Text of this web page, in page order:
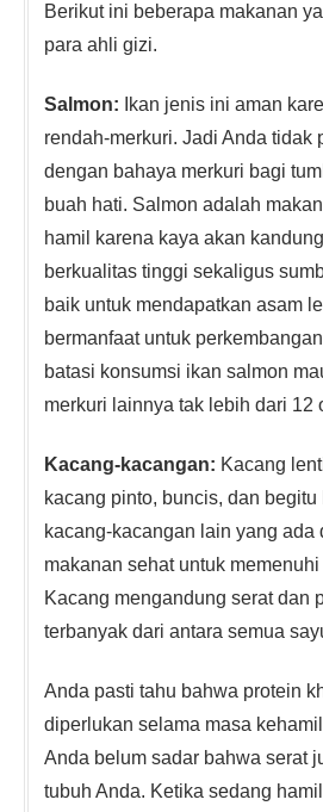
Berikut ini beberapa makanan
para ahli gizi.
Salmon: Ikan jenis ini aman
rendah-merkuri. Jadi Anda tidak
dengan bahaya merkuri bagi
buah hati. Salmon adalah
hamil karena kaya akan
berkualitas tinggi sekaligus
baik untuk mendapatkan asam
bermanfaat untuk
batasi konsumsi ikan salmon
merkuri lainnya tak lebih dari 12
Kacang-kacangan: Kacang
kacang pinto, buncis, dan
kacang-kacangan lain yang ada
makanan sehat untuk
Kacang mengandung serat dan
terbanyak dari antara semua
Anda pasti tahu bahwa protein
diperlukan selama masa
Anda belum sadar bahwa serat
tubuh Anda. Ketika sedang